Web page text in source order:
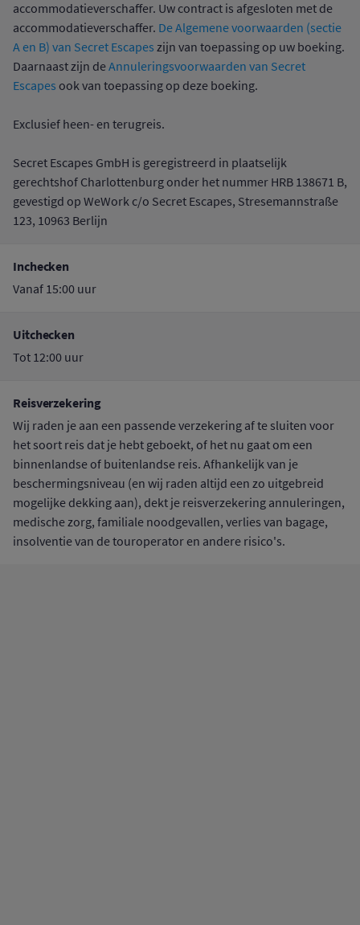
accommodatieverschaffer. Uw contract is afgesloten met de
accommodatieverschaffer. De Algemene voorwaarden (sectie
A en B) van Secret Escapes zijn van toepassing op uw boeking.
Daarnaast zijn deAnnuleringsvoorwaarden van Secret
Escapes ook van toepassing op deze boeking.
Exclusief heen- en terugreis.
Secret Escapes GmbH is geregistreerd in plaatselijk
gerechtshof Charlottenburg onder het nummer HRB 138671 B,
gevestigd op WeWork c/o Secret Escapes, Stresemannstraße
123, 10963 Berlijn
Inchecken
Vanaf 15:00 uur
Uitchecken
Tot 12:00 uur
Reisverzekering
Wij raden je aan een passende verzekering af te sluiten voor
het soort reis dat je hebt geboekt, of het nu gaat om een
binnenlandse of buitenlandse reis. Afhankelijk van je
beschermingsniveau (en wij raden altijd een zo uitgebreid
mogelijke dekking aan), dekt je reisverzekering annuleringen,
medische zorg, familiale noodgevallen, verlies van bagage,
insolventie van de touroperator en andere risico's.